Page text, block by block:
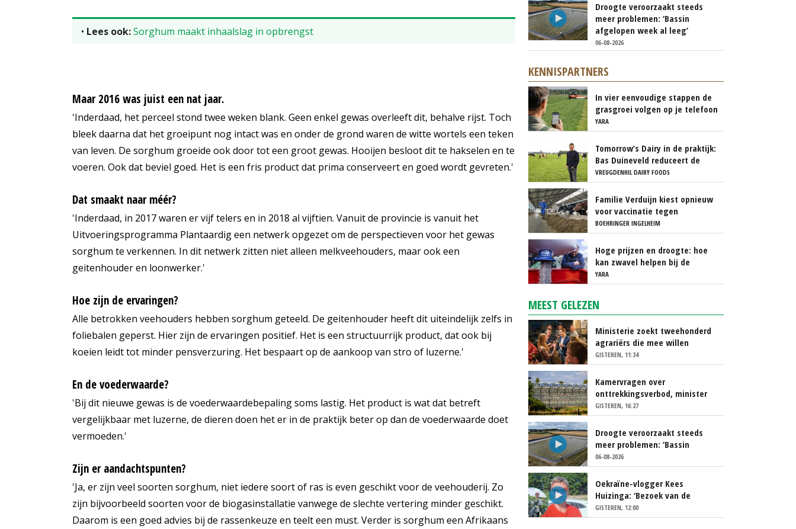
• Lees ook:Sorghum maakt inhaalslag in opbrengst
Maar 2016 was juist een nat jaar.
'Inderdaad, het perceel stond twee weken blank. Geen enkel gewas overleeft dit, behalve rijst. Toch
bleek daarna dat het groeipunt nog intact was en onder de grond waren de witte wortels een teken
van leven. De sorghum groeide ook door tot een groot gewas. Hooijen besloot dit te hakselen en te
voeren. Ook dat beviel goed. Het is een fris product dat prima conserveert en goed wordt gevreten.'
Dat smaakt naar méér?
'Inderdaad, in 2017 waren er vijf telers en in 2018 al vijftien. Vanuit de provincie is vanuit het
Uitvoeringsprogramma Plantaardig een netwerk opgezet om de perspectieven voor het gewas
sorghum te verkennen. In dit netwerk zitten niet alleen melkveehouders, maar ook een
geitenhouder en loonwerker.'
Hoe zijn de ervaringen?
Alle betrokken veehouders hebben sorghum geteeld. De geitenhouder heeft dit uiteindelijk zelfs in
foliebalen geperst. Hier zijn de ervaringen positief. Het is een structuurrijk product, dat ook bij
koeien leidt tot minder pensverzuring. Het bespaart op de aankoop van stro of luzerne.'
En de voederwaarde?
'Bij dit nieuwe gewas is de voederwaardebepaling soms lastig. Het product is wat dat betreft
vergelijkbaar met luzerne, de dieren doen het er in de praktijk beter op dan de voederwaarde doet
vermoeden.'
Zijn er aandachtspunten?
'Ja, er zijn veel soorten sorghum, niet iedere soort of ras is even geschikt voor de veehouderij. Zo
zijn bijvoorbeeld soorten voor de biogasinstallatie vanwege de slechte vertering minder geschikt.
Daarom is een goed advies bij de rassenkeuze en teelt een must. Verder is sorghum een Afrikaans
Droogte veroorzaakt steeds
meer problemen: ‘Bassin
afgelopen week al leeg’
06-08-2026
KENNISPARTNERS
In vier eenvoudige stappen de
grasgroei volgen op je telefoon
YARA
Tomorrow’s Dairy in de praktijk:
Bas Duineveld reduceert de
footprint van melk stap voor
stap
VREUGDENHIL DAIRY FOODS
Familie Verduijn kiest opnieuw
voor vaccinatie tegen
blauwtong
BOEHRINGER INGELHEIM
Hoge prijzen en droogte: hoe
kan zwavel helpen bij de
bemesting?
YARA
MEEST GELEZEN
Ministerie zoekt tweehonderd
agrariërs die mee willen
denken
GISTEREN, 11:34
Kamervragen over
onttrekkingsverbod, minister
spreekt van ‘ondernemersrisico’
GISTEREN, 16:27
Droogte veroorzaakt steeds
meer problemen: ‘Bassin
afgelopen week al leeg’
06-08-2026
Oekraïne-vlogger Kees
Huizinga: ‘Bezoek van de
ambassade mag zelf groente
plukken’
GISTEREN, 12:00